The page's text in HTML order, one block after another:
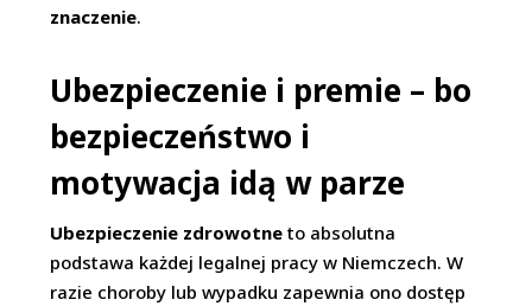
znaczenie.
Ubezpieczenie i premie – bo
bezpieczeństwo i
motywacja idą w parze
Ubezpieczenie zdrowotne to absolutna
podstawa każdej legalnej pracy w Niemczech. W
razie choroby lub wypadku zapewnia ono dostęp